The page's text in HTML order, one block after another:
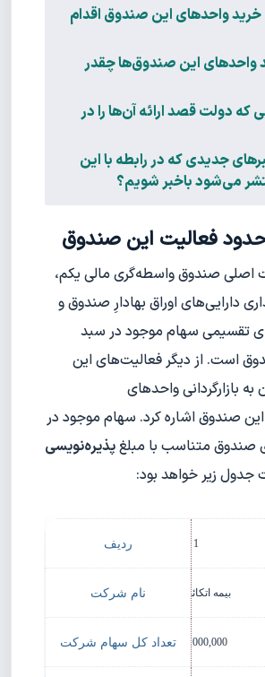
خرید واحدهای این صندوق اقدام
واحد‌های این صندوق‌ها چقدر
دولت قصد ارائه آن‌ها را در
جدیدی که در رابطه با این
می‌شود با‌خبر شویم؟
فعالیت این صندوق
اصلی صندوق واسطه‌گری مالی یکم،
دارایی‌های اوراق بهادارِ صندوق و
تقسیمی سهام موجود در سبد
است. از دیگر فعالیت‌های این
بازارگردانی واحدهای
این صندوق اشاره کرد. سهام موجود در
صندوق متناسب با مبلغپذیره‌نویسی
جدول زیر خواهد بود:
1
بیمه اتکائی امین
3,300,000,000